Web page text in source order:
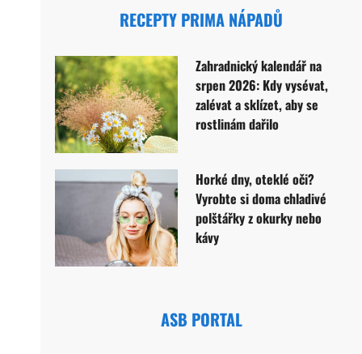
RECEPTY PRIMA NÁPADŮ
Zahradnický kalendář na
srpen 2026: Kdy vysévat,
zalévat a sklízet, aby se
rostlinám dařilo
Horké dny, oteklé oči?
Vyrobte si doma chladivé
polštářky z okurky nebo
kávy
ASB PORTAL